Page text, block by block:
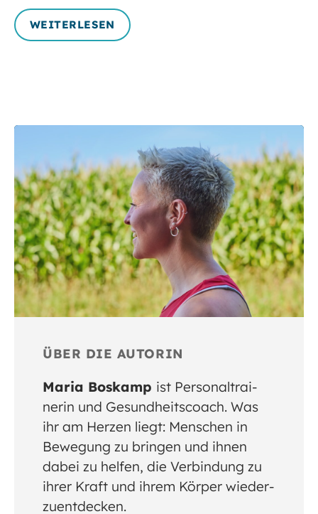
WEITERLESEN
ÜBER DIE AUTORIN
Maria Boskamp ist Personal­trai­
nerin und Gesund­heits­coach. Was
ihr am Herzen liegt: Men­schen in
Bewe­gung zu brin­gen und ihnen
dabei zu hel­fen, die Ver­bin­dung zu
ihrer Kraft und ihrem Kör­per wieder­
zu­ent­decken.